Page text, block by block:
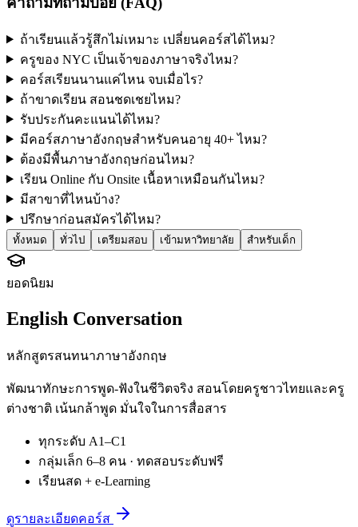
ถ้าเรียนแล้วรู้สึกไม่เหมาะ เปลี่ยนคอร์สได้ไหม?
ครูของ NYC เป็นเจ้าของภาษาจริงไหม?
คอร์สเรียนนานแค่ไหน จบเมื่อไร?
ถ้าขาดเรียน สอนชดเชยไหม?
รับประกันคะแนนได้ไหม?
มีคอร์สภาษาอังกฤษสำหรับคนอายุ 40+ ไหม?
ต้องมีพื้นภาษาอังกฤษก่อนไหม?
เรียน Online กับ Onsite เนื้อหาเหมือนกันไหม?
มีสาขาที่ไหนบ้าง?
ปรึกษาก่อนสมัครได้ไหม?
ทั้งหมด ทั่วไป เตรียมสอบ เข้ามหาวิทยาลัย สำหรับเด็ก
ยอดนิยม
English Conversation
หลักสูตรสนทนาภาษาอังกฤษ
พัฒนาทักษะการพูด-ฟังในชีวิตจริง สอนโดยครูชาวไทยและครู
ต่างชาติ เน้นกล้าพูด มั่นใจในการสื่อสาร
ทุกระดับ A1–C1
กลุ่มเล็ก 6–8 คน · ทดสอบระดับฟรี
เรียนสด + e-Learning
ดูรายละเอียดคอร์ส